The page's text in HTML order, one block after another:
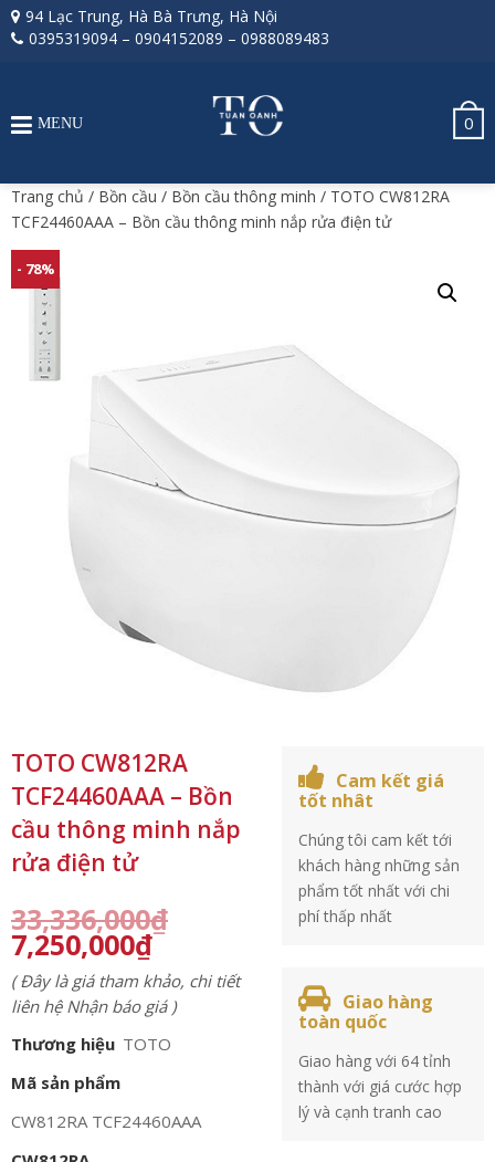
94 Lạc Trung, Hà Bà Trưng, Hà Nội
0395319094 – 0904152089 – 0988089483
0
MENU
Trang chủ / Bồn cầu / Bồn cầu thông minh / TOTO CW812RA
TCF24460AAA – Bồn cầu thông minh nắp rửa điện tử
- 78%
TOTO CW812RA
TCF24460AAA – Bồn
cầu thông minh nắp
rửa điện tử
33,336,000₫
7,250,000₫
( Đây là giá tham khảo, chi tiết
liên hệ Nhận báo giá )
Thương hiệu TOTO
Mã sản phẩm
CW812RA TCF24460AAA
Cam kết giá
tốt nhât
Chúng tôi cam kết tới
khách hàng những sản
phẩm tốt nhất với chi
phí thấp nhất
Giao hàng
toàn quốc
Giao hàng với 64 tỉnh
thành với giá cước hợp
lý và cạnh tranh cao